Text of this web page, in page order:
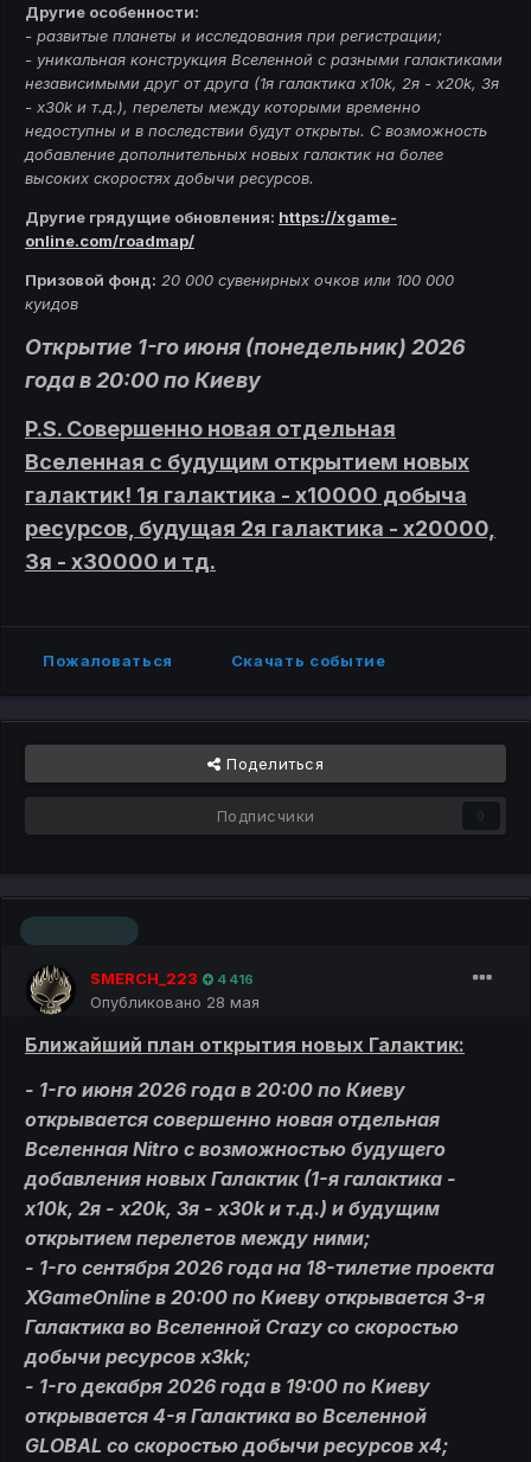
Другие особенности:
- развитые планеты и исследования при регистрации;
- уникальная конструкция Вселенной с разными галактиками
независимыми друг от друга (1я галактика х10k, 2я - х20k, 3я
- x30k и т.д.), перелеты между которыми временно
недоступны и в последствии будут открыты. С возможность
добавление дополнительных новых галактик на более
высоких скоростях добычи ресурсов.
Другие грядущие обновления: https://xgame-
online.com/roadmap/
Призовой фонд: 20 000 сувенирных очков или 100 000
куидов
Открытие 1-го июня (понедельник) 2026
года в 20:00 по Киеву
P.S. Совершенно новая отдельная
Вселенная с будущим открытием новых
галактик! 1я галактика - х10000 добыча
ресурсов, будущая 2я галактика - х20000,
3я - х30000 и тд.
Пожаловаться Скачать событие
Поделиться
Подписчики 0
SMERCH_223 4 416
Опубликовано 28 мая
Ближайший план открытия новых Галактик:
- 1-го июня 2026 года в 20:00 по Киеву
открывается совершенно новая отдельная
Вселенная Nitro с возможностью будущего
добавления новых Галактик (1-я галактика -
х10k, 2я - x20k, 3я - x30k и т.д.) и будущим
открытием перелетов между ними;
- 1-го сентября 2026 года на 18-тилетие проекта
XGameOnline в 20:00 по Киеву открывается 3-я
Галактика во Вселенной Crazy со скоростью
добычи ресурсов x3kk;
- 1-го декабря 2026 года в 19:00 по Киеву
открывается 4-я Галактика во Вселенной
GLOBAL со скоростью добычи ресурсов х4;